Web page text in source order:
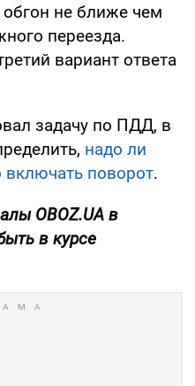
не ближе чем
переезда.
вариант ответа
задачу по ПДД, в
надо ли
включать поворот.
OBOZ.UA в
в курсе